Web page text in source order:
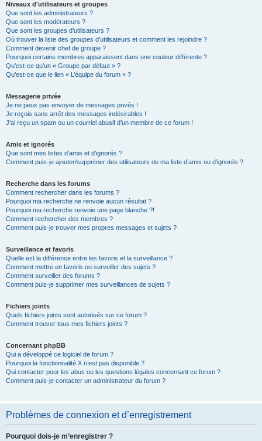
Niveaux d’utilisateurs et groupes
Que sont les administrateurs ?
Que sont les modérateurs ?
Que sont les groupes d’utilisateurs ?
Où trouver la liste des groupes d’utilisateurs et comment les rejoindre ?
Comment devenir chef de groupe ?
Pourquoi certains membres apparaissent dans une couleur différente ?
Qu’est-ce qu’un « Groupe par défaut » ?
Qu’est-ce que le lien « L’équipe du forum » ?
Messagerie privée
Je ne peux pas envoyer de messages privés !
Je reçois sans arrêt des messages indésirables !
J’ai reçu un spam ou un courriel abusif d’un membre de ce forum !
Amis et ignorés
Que sont mes listes d’amis et d’ignorés ?
Comment puis-je ajouter/supprimer des utilisateurs de ma liste d’amis ou d’ignorés ?
Recherche dans les forums
Comment rechercher dans les forums ?
Pourquoi ma recherche ne renvoie aucun résultat ?
Pourquoi ma recherche renvoie une page blanche ?!
Comment rechercher des membres ?
Comment puis-je trouver mes propres messages et sujets ?
Surveillance et favoris
Quelle est la différence entre les favoris et la surveillance ?
Comment mettre en favoris ou surveiller des sujets ?
Comment surveiller des forums ?
Comment puis-je supprimer mes surveillances de sujets ?
Fichiers joints
Quels fichiers joints sont autorisés sur ce forum ?
Comment trouver tous mes fichiers joints ?
Concernant phpBB
Qui a développé ce logiciel de forum ?
Pourquoi la fonctionnalité X n’est pas disponible ?
Qui contacter pour les abus ou les questions légales concernant ce forum ?
Comment puis-je contacter un administrateur du forum ?
Problèmes de connexion et d’enregistrement
Pourquoi dois-je m’enregistrer ?